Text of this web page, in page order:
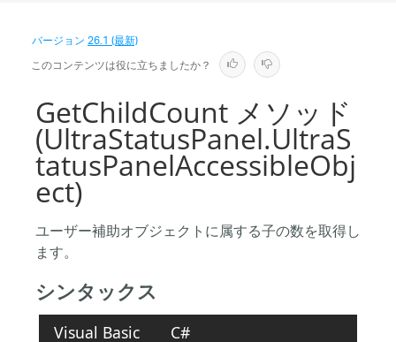
バージョン26.1 (最新)
このコンテンツは役に立ちましたか？
GetChildCount メソッド
(UltraStatusPanel.UltraS
tatusPanelAccessibleObj
ect)
ユーザー補助オブジェクトに属する子の数を取得し
ます。
シンタックス
Visual Basic C#